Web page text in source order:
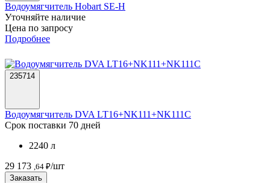
Водоумягчитель Hobart SE-H
Уточняйте наличие
Цена по запросу
Подробнее
235714
Водоумягчитель DVA LT16+NK111+NK111C
Срок поставки 70 дней
2240 л
29 173 ,64 ₽/шт
Заказать